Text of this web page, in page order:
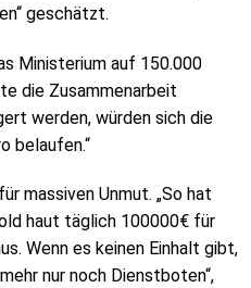
geschätzt.
Ministerium auf 150.000
die Zusammenarbeit
werden, würden sich die
belaufen.“
massiven Unmut. „So hat
haut täglich 100000€ für
Wenn es keinen Einhalt gibt,
nur noch Dienstboten“,